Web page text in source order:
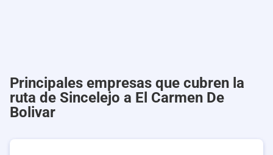
Principales empresas que cubren la
ruta de Sincelejo a El Carmen De
Bolivar